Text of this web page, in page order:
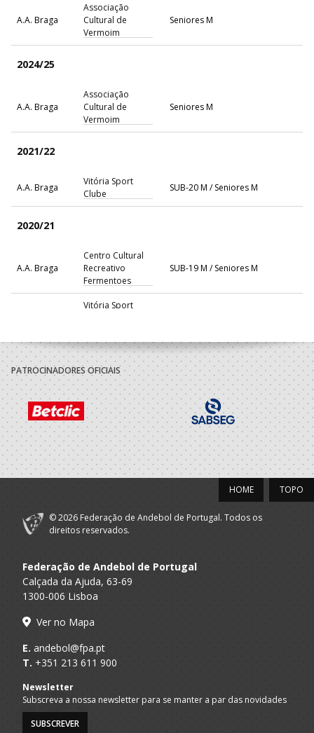
A.A. Braga
Associação
Cultural de
Vermoim
Seniores M
2024/25
A.A. Braga
Associação
Cultural de
Vermoim
Seniores M
2021/22
A.A. Braga
Vitória Sport
Clube
SUB-20 M / Seniores M
2020/21
A.A. Braga
Centro Cultural
Recreativo
Fermentoes
SUB-19 M / Seniores M
Vitória Sport
2019/20
A.A. Braga
Centro Cultural
Recreativo
Fermentoes
Juniores M
2017/18
A.A. Braga
Centro Cultural
Recreativo
Iniciados M
2016/17
A.A. Braga
Recreativo
Fermentoes
Iniciados M / Juvenis M
A.A. Braga
Recreativo
Fermentoes
2014/15
PATROCINADORES OFICIAIS
TOPO
HOME
© 2026 Federação de Andebol de Portugal. Todos os
direitos reservados.
Federação de Andebol de Portugal
Calçada da Ajuda, 63-69
1300-006 Lisboa
Ver no Mapa
E. andebol@fpa.pt
T. +351 213 611 900
Newsletter
Subscreva a nossa newsletter para se manter a par das novidades
SUBSCREVER